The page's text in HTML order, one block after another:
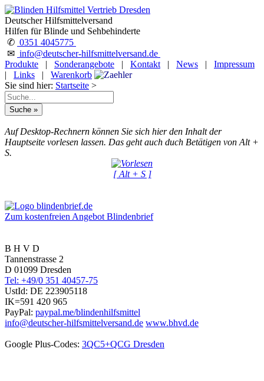
Deutscher Hilfsmittelversand
Hilfen für Blinde und Sehbehinderte
✆ 0351 4045775
✉ info@deutscher-hilfsmittelversand.de
Produkte
| Sonderangebote | Kontakt | News |
Impressum
|
Links |
Warenkorb
Sie sind hier: Startseite >
Auf Desktop-Rechnern können Sie sich hier den Inhalt der
Hauptseite vorlesen lassen. Das geht auch duch Betätigen von Alt +
S.
[ Alt + S ]
Zum kostenfreien Angebot Blindenbrief
B H V D
Tannenstrasse 2
D 01099 Dresden
Tel: +49/0 351 40457-75
UstId: DE 223905118
IK=591 420 965
PayPal: paypal.me/blindenhilfsmittel
info@deutscher-hilfsmittelversand.de www.bhvd.de
Google Plus-Codes: 3QC5+QCG Dresden